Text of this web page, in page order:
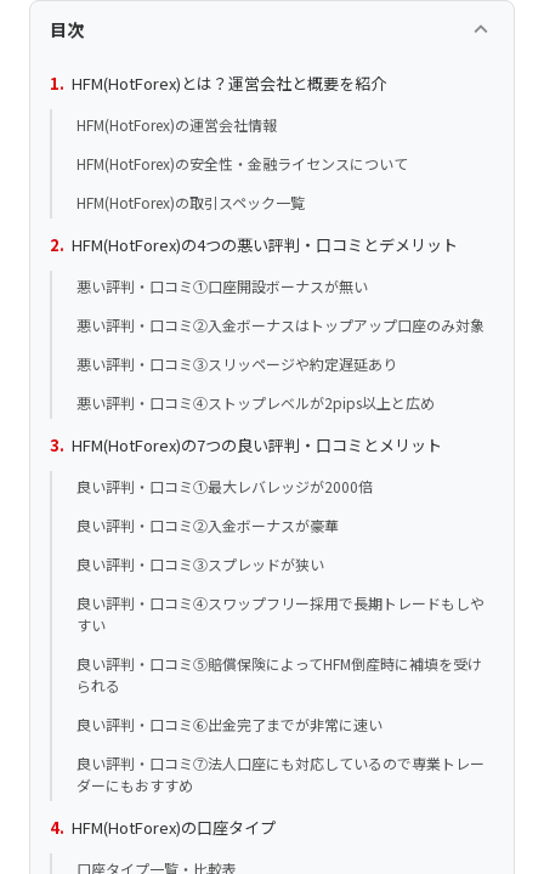
目次 keyboard_arrow_up
HFM(HotForex)とは？運営会社と概要を紹介
HFM(HotForex)の運営会社情報
HFM(HotForex)の安全性・金融ライセンスについて
HFM(HotForex)の取引スペック一覧
HFM(HotForex)の4つの悪い評判・口コミとデメリット
悪い評判・口コミ①口座開設ボーナスが無い
悪い評判・口コミ②入金ボーナスはトップアップ口座のみ対象
悪い評判・口コミ③スリッページや約定遅延あり
悪い評判・口コミ④ストップレベルが2pips以上と広め
HFM(HotForex)の7つの良い評判・口コミとメリット
良い評判・口コミ①最大レバレッジが2000倍
良い評判・口コミ②入金ボーナスが豪華
良い評判・口コミ③スプレッドが狭い
良い評判・口コミ④スワップフリー採用で長期トレードもしや
すい
良い評判・口コミ⑤賠償保険によってHFM倒産時に補填を受け
られる
良い評判・口コミ⑥出金完了までが非常に速い
良い評判・口コミ⑦法人口座にも対応しているので専業トレー
ダーにもおすすめ
HFM(HotForex)の口座タイプ
口座タイプ一覧・比較表